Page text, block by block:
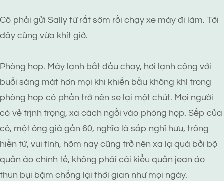
Cô phải gửi Sally từ rất sớm rồi chạy xe máy đi làm. Tới
đây cũng vừa khít giờ.
Phòng họp. Máy lạnh bắt đầu chạy, hơi lạnh cộng với
buổi sáng mát hơn mọi khi khiến bầu không khí trong
phòng họp có phần trở nên se lại một chút. Mọi người
có vẻ trịnh trọng, xa cách ngồi vào phòng họp. Sếp của
cô, một ông già gần 60, nghĩa là sắp nghỉ hưu, trông
hiền từ, vui tính, hôm nay cũng trở nên xa lạ quá bởi bộ
quần áo chỉnh tề, không phải cái kiểu quần jean áo
thun bụi bặm chống lại thời gian như mọi ngày.